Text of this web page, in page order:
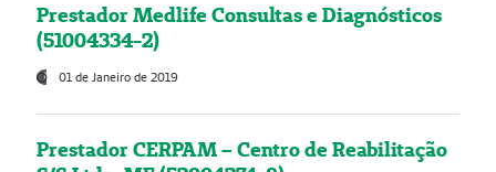
Prestador Medlife Consultas e Diagnósticos
(51004334-2)
01 de Janeiro de 2019
Prestador CERPAM – Centro de Reabilitação